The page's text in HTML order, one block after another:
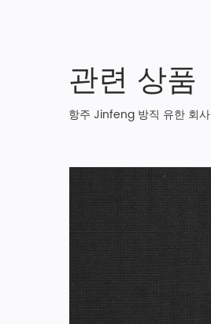
관련 상품
항주 Jinfeng 방직 유한 회사